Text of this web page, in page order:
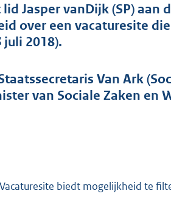
Jasper vanDijk (SP) aan
over een vacaturesite
juli 2018).
Van Ark
van Sociale Zaken en
biedt mogelijkheid te